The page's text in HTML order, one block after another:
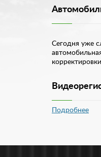
Сегодня уже
ее водителю.
Подробнее